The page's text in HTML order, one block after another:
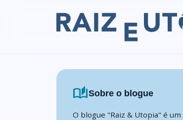
auto_storiesSobre o blogue
O blogue "Raiz & Utopia" é